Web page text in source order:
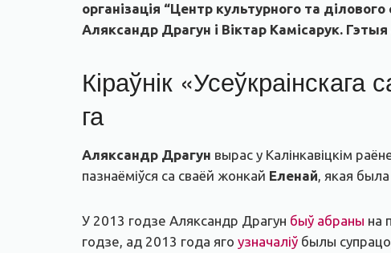
організація “Центр культурного та
Аляксандр Драгун і Віктар Камісарук.
Кіраўнік
га
Аляксандр Драгун вырас у Калінкавіцкім
пазнаёміўся са сваёй жонкай Еленай , якая
У 2013 годзе Аляксандр Драгун быў абраны на
годзе, ад 2013 года яго узначаліў былы